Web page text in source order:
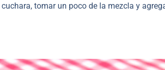
tomar un poco de la mezcla y